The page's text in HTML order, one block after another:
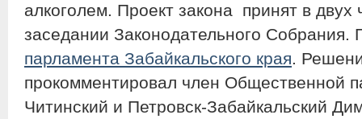
алкоголем. Проект закона принят в двух
заседании Законодательного Собрания.
парламента Забайкальского края.
прокомментировал член Общественной
Читинский и Петровск-Забайкальский